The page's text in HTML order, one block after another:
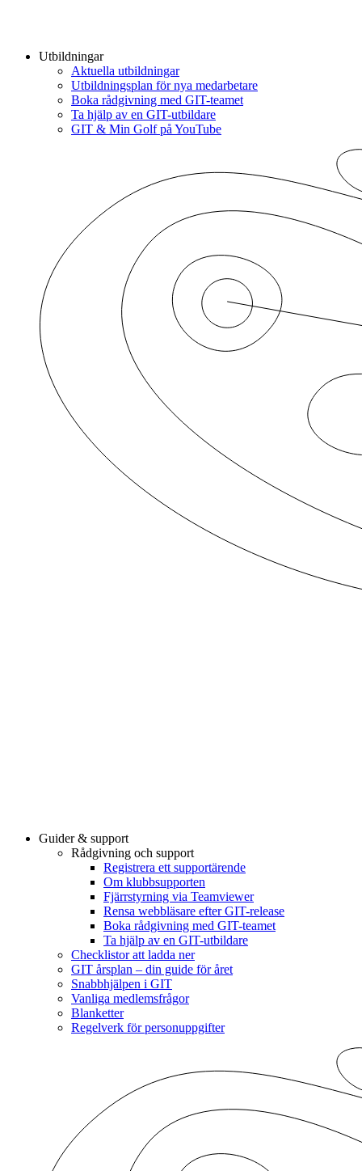
Utbildningar
Aktuella utbildningar
Utbildningsplan för nya medarbetare
Boka rådgivning med GIT-teamet
Ta hjälp av en GIT-utbildare
GIT & Min Golf på YouTube
Guider & support
Rådgivning och support
Registrera ett supportärende
Om klubbsupporten
Fjärrstyrning via Teamviewer
Rensa webbläsare efter GIT-release
Boka rådgivning med GIT-teamet
Ta hjälp av en GIT-utbildare
Checklistor att ladda ner
GIT årsplan – din guide för året
Snabbhjälpen i GIT
Vanliga medlemsfrågor
Blanketter
Regelverk för personuppgifter